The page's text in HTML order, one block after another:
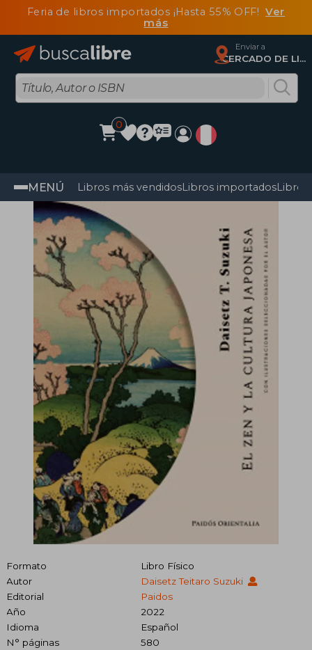
Feria de libros importados ¡Hasta 55% OFF!Ver
más
Enviar a
CERCADO DE LIMA, Lima
0
MENÚ Libros más vendidosLibros importadosLibros
Formato
Libro Físico
Autor
Daisetz Teitaro Suzuki
Editorial
Paidos
Año
2022
Idioma
Español
N° páginas
580